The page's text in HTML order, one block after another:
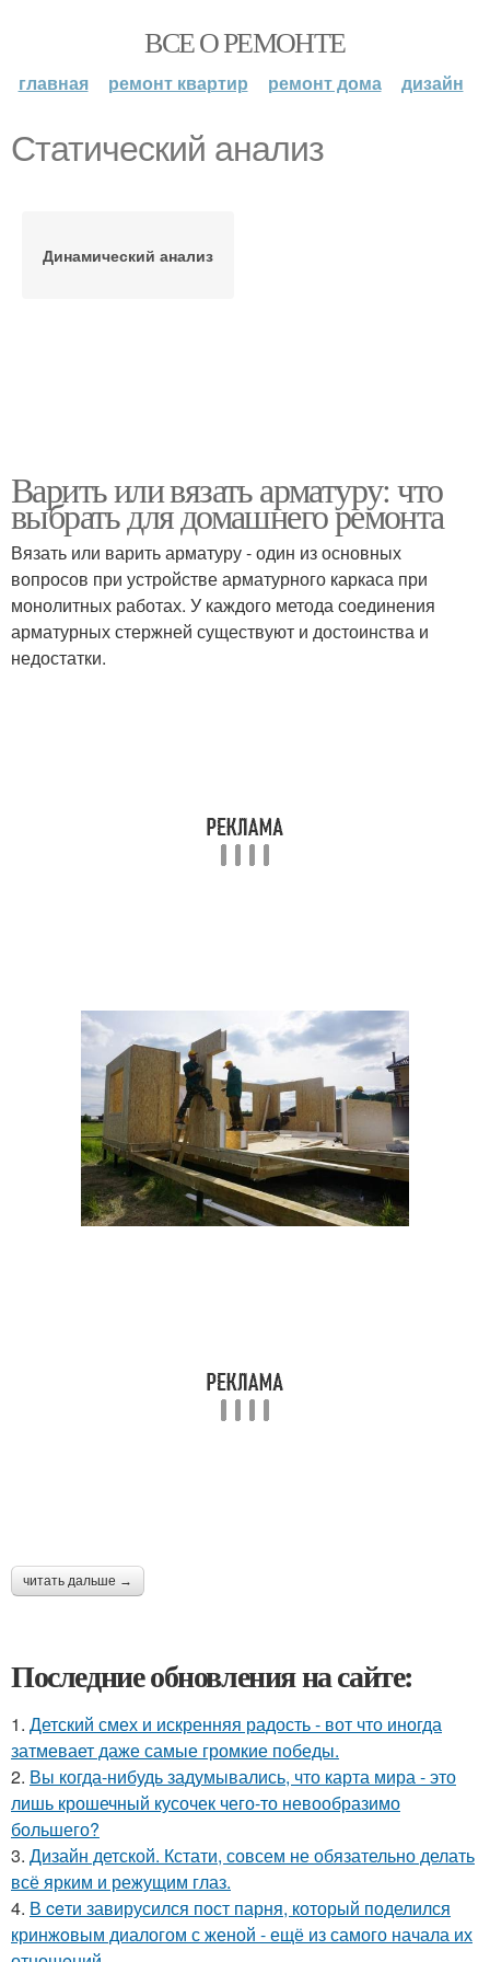
ВСЕ О РЕМОНТЕ
главная ремонт квартир ремонт дома дизайн
Статический анализ
Динамический анализ
Варить или вязать арматуру: что
выбрать для домашнего ремонта
Вязать или варить арматуру - один из основных
вопросов при устройстве арматурного каркаса при
монолитных работах. У каждого метода соединения
арматурных стержней существуют и достоинства и
недостатки.
читать дальше →
Последние обновления на сайте:
1. Детский смех и искренняя радость - вот что иногда
затмевает даже самые громкие победы.
2. Вы когда-нибудь задумывались, что карта мира - это
лишь крошечный кусочек чего-то невообразимо
большего?
3. Дизайн детской. Кстати, совсем не обязательно делать
всё ярким и режущим глаз.
4. В ceти завирусился пост парня, который поделился
кринжoвым диалогом с женой - ещё из самого начала их